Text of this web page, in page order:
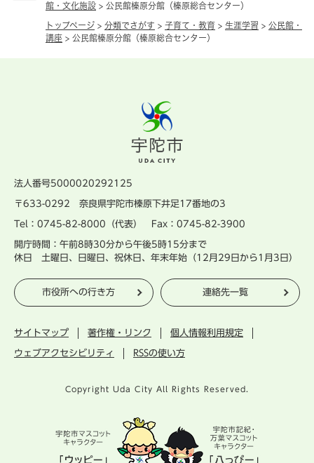
館・文化施設 > 公民館榛原分館（榛原総合センター）
トップページ > 分類でさがす > 子育て・教育 > 生涯学習 > 公民館・
講座 > 公民館榛原分館（榛原総合センター）
法人番号5000020292125
〒633-0292 奈良県宇陀市榛原下井足17番地の3
Tel：0745-82-8000（代表） Fax：0745-82-3900
開庁時間：午前8時30分から午後5時15分まで
休日 土曜日、日曜日、祝休日、年末年始（12月29日から1月3日）
市役所への行き方 連絡先一覧
サイトマップ 著作権・リンク 個人情報利用規定
ウェブアクセシビリティ RSSの使い方
Copyright Uda City All Rights Reserved.